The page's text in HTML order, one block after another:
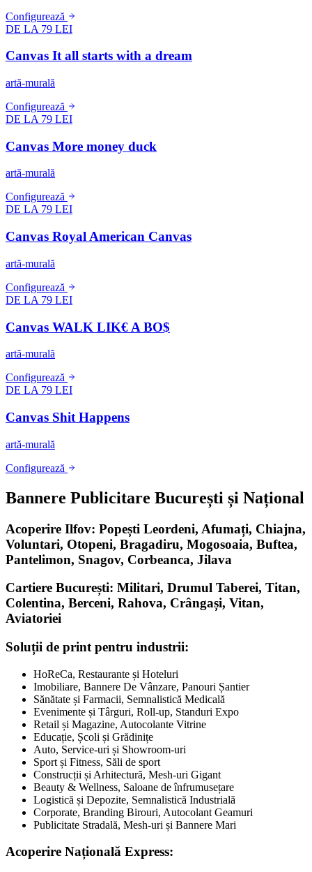
Configurează
DE LA 79 LEI
Canvas It all starts with a dream
artă-murală
Configurează
DE LA 79 LEI
Canvas More money duck
artă-murală
Configurează
DE LA 79 LEI
Canvas Royal American Canvas
artă-murală
Configurează
DE LA 79 LEI
Canvas WALK LIK€ A BO$
artă-murală
Configurează
DE LA 79 LEI
Canvas Shit Happens
artă-murală
Configurează
Bannere Publicitare București și Național
Acoperire Ilfov: Popești Leordeni, Afumați, Chiajna,
Voluntari, Otopeni, Bragadiru, Mogosoaia, Buftea,
Pantelimon, Snagov, Corbeanca, Jilava
Cartiere București: Militari, Drumul Taberei, Titan,
Colentina, Berceni, Rahova, Crângași, Vitan,
Aviatoriei
Soluții de print pentru industrii:
HoReCa, Restaurante și Hoteluri
Imobiliare, Bannere De Vânzare, Panouri Șantier
Sănătate și Farmacii, Semnalistică Medicală
Evenimente și Târguri, Roll-up, Standuri Expo
Retail și Magazine, Autocolante Vitrine
Educație, Școli și Grădinițe
Auto, Service-uri și Showroom-uri
Sport și Fitness, Săli de sport
Construcții și Arhitectură, Mesh-uri Gigant
Beauty & Wellness, Saloane de înfrumusețare
Logistică și Depozite, Semnalistică Industrială
Corporate, Branding Birouri, Autocolant Geamuri
Publicitate Stradală, Mesh-uri și Bannere Mari
Acoperire Națională Express: